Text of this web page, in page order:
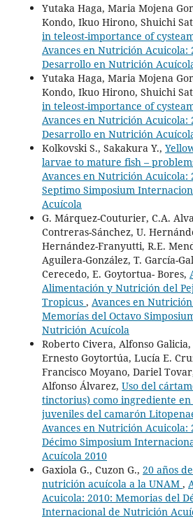
Yutaka Haga, Maria Mojena
Kondo, Ikuo Hirono, Shuichi
in teleost-importance of
Avances en Nutrición Acuicola:
Desarrollo en Nutrición
Yutaka Haga, Maria Mojena
Kondo, Ikuo Hirono, Shuichi
in teleost-importance of
Avances en Nutrición Acuicola:
Desarrollo en Nutrición
Kolkovski S., Sakakura Y.,
larvae to mature fish –
Avances en Nutrición Acuicola:
Septimo Simposium
Acuícola
G. Márquez-Couturier, C.A.
Contreras-Sánchez, U.
Hernández-Franyutti, R.E.
Aguilera-González, T. García-
Cerecedo, E. Goytortua- Bores,
Alimentación y Nutrición del
Tropicus , Avances en
Memorías del Octavo
Nutrición Acuícola
Roberto Civera, Alfonso
Ernesto Goytortúa, Lucía E.
Francisco Moyano, Dariel
Alfonso Álvarez, Uso del
tinctorius) como ingrediente
juveniles del camarón
Avances en Nutrición Acuicola:
Décimo Simposium
Acuícola 2010
Gaxiola G., Cuzon G., 20 años
nutrición acuícola a la UNAM ,
Acuicola: 2010: Memorias del
Internacional de Nutrición